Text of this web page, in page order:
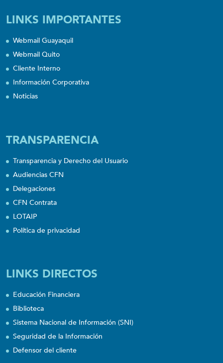
LINKS IMPORTANTES
Webmail Guayaquil
Webmail Quito
Cliente Interno
Información Corporativa
Noticias
TRANSPARENCIA
Transparencia y Derecho del Usuario
Audiencias CFN
Delegaciones
CFN Contrata
LOTAIP
Política de privacidad
LINKS DIRECTOS
Educación Financiera
Biblioteca
Sistema Nacional de Información (SNI)
Seguridad de la Información
Defensor del cliente